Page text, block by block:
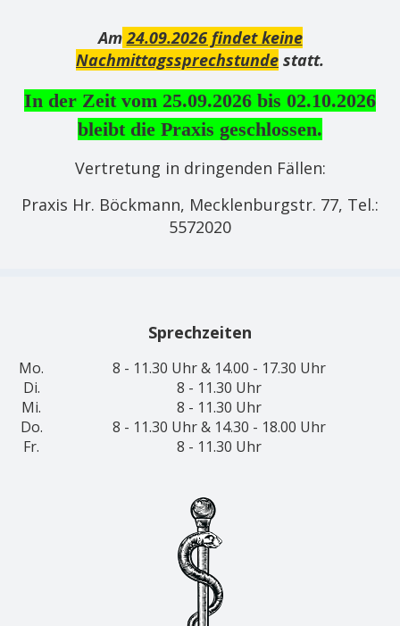
Am 24.09.2026 findet keine
Nachmittagssprechstunde statt.
In der Zeit vom 25.09.2026 bis 02.10.2026
bleibt die Praxis geschlossen.
Vertretung in dringenden Fällen:
Praxis Hr. Böckmann, Mecklenburgstr. 77, Tel.:
5572020
Sprechzeiten
Mo.
8 - 11.30 Uhr & 14.00 - 17.30 Uhr
Di.
8 - 11.30 Uhr
Mi.
8 - 11.30 Uhr
Do.
8 - 11.30 Uhr & 14.30 - 18.00 Uhr
Fr.
8 - 11.30 Uhr